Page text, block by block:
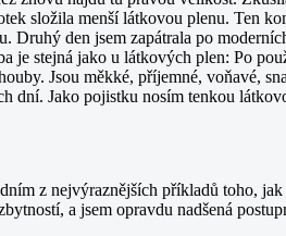
složila menší látkovou plenu. Ten
Druhý den jsem zapátrala po
je stejná jako u látkových plen: Po
Jsou měkké, příjemné, voňavé,
dní. Jako pojistku nosím tenkou
z nejvýraznějších příkladů toho,
a jsem opravdu nadšená